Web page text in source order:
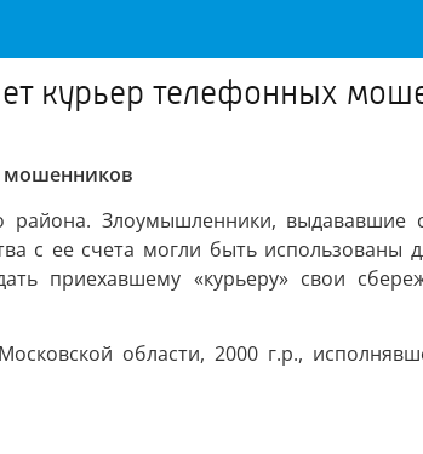
курьер телефонных
мошенников
Злоумышленники, выдававшие
с ее счета могли быть использованы
приехавшему «курьеру» свои
области, 2000 г.р.,